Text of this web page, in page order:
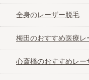
全身のレーザー脱毛
梅田のおすすめ医療レ
心斎橋のおすすめレー